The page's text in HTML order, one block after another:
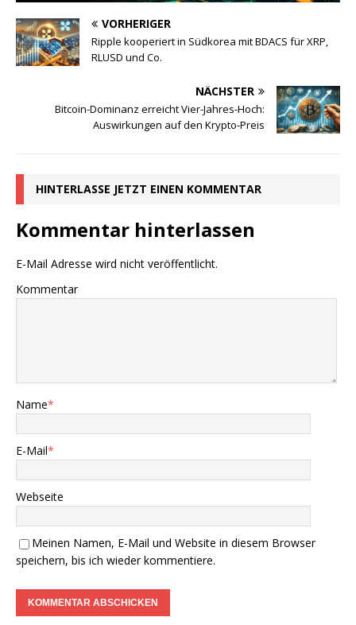
VORHERIGER
Ripple kooperiert in Südkorea mit BDACS für XRP,
RLUSD und Co.
NÄCHSTER
Bitcoin-Dominanz erreicht Vier-Jahres-Hoch:
Auswirkungen auf den Krypto-Preis
HINTERLASSE JETZT EINEN KOMMENTAR
Kommentar hinterlassen
E-Mail Adresse wird nicht veröffentlicht.
Kommentar
Name*
E-Mail*
Webseite
Meinen Namen, E-Mail und Website in diesem Browser
speichern, bis ich wieder kommentiere.